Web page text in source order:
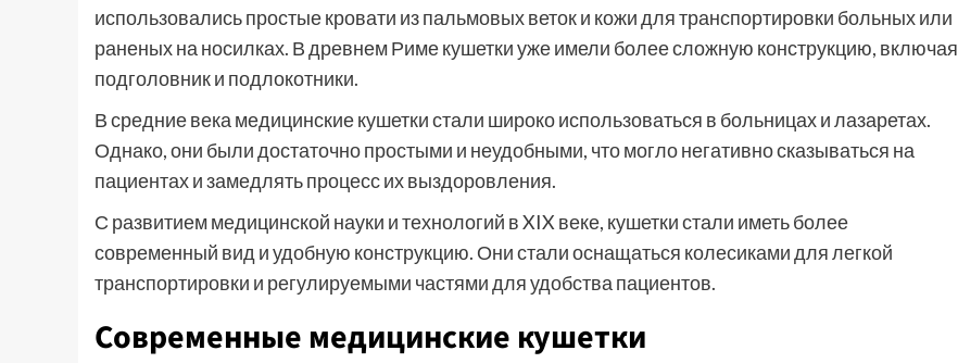
использовались простые кровати из пальмовых веток и кожи для транспортировки больных или
раненых на носилках. В древнем Риме кушетки уже имели более сложную конструкцию, включая
подголовник и подлокотники.
В средние века медицинские кушетки стали широко использоваться в больницах и лазаретах.
Однако, они были достаточно простыми и неудобными, что могло негативно сказываться на
пациентах и замедлять процесс их выздоровления.
С развитием медицинской науки и технологий в XIX веке, кушетки стали иметь более
современный вид и удобную конструкцию. Они стали оснащаться колесиками для легкой
транспортировки и регулируемыми частями для удобства пациентов.
Современные медицинские кушетки